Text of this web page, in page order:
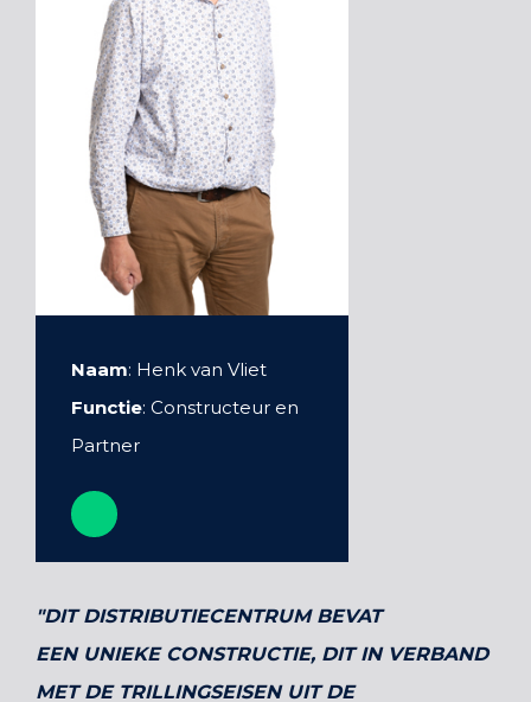
Naam: Henk van Vliet
Functie: Constructeur en
Partner
"DIT DISTRIBUTIECENTRUM BEVAT
EEN UNIEKE CONSTRUCTIE, DIT IN VERBAND
MET DE TRILLINGSEISEN UIT DE